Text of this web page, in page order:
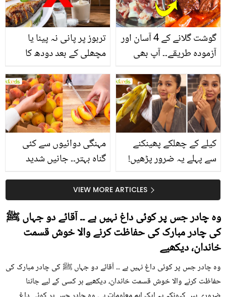
تربوز پر پانی نہ پینا یا
مچھلی کے بعد دودھ کا
سے متعلق غلط فہمیوں کی
حقیقت کیا ہے اور افواہ
کیا؟
گوشت گلانے کے 4 آسان اور
آزمودہ طریقے۔۔ آپ بھی
بتائے راز
مہنگی دوائیوں سے کئی
گناہ بہتر۔۔ جانیں شدید
کیوں کھانا چاہیے؟
کیلے کے چھلکے پھینکنے
سے پہلے یہ ضرور پڑھیں!
سستا اور قدرتی حلVIEW MORE ARTICLES
وہ چادر جس پر کوئی داغ نہیں ہے ۔۔ آقائے دو جہاں ﷺ
کی چادر مبارک کی حفاظت کرنے والا خوش قسمت
خاندان، دیکھیے
وہ چادر جس پر کوئی داغ نہیں ہے ۔۔ آقائے دو جہاں ﷺ کی چادر مبارک کی
حفاظت کرنے والا خوش قسمت خاندان، دیکھیے ہر کسی کے لیے جاننا